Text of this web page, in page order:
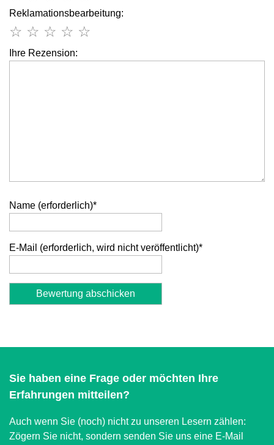
Reklamationsbearbeitung:
☆ ☆ ☆ ☆ ☆
Ihre Rezension:
Name (erforderlich)*
E-Mail (erforderlich, wird nicht veröffentlicht)*
Sie haben eine Frage oder möchten Ihre
Erfahrungen mitteilen?
Auch wenn Sie (noch) nicht zu unseren Lesern zählen:
Zögern Sie nicht, sondern senden Sie uns eine E-Mail